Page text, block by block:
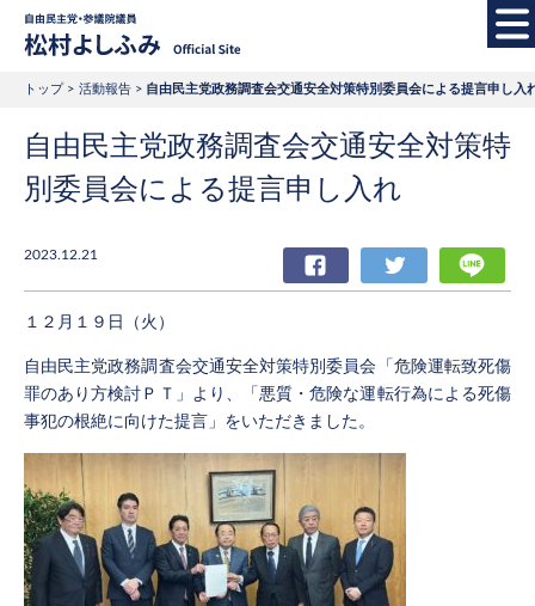
自由民主党・参議
トップ 活動報告 自由民主党政務調査会交通安全対策特別委員会による提言申し入
自由民主党政務調査会交通安全対策特
別委員会による提言申し入れ
2023.12.21 Facebook Twitter
１２月１９日（火）
自由民主党政務調査会交通安全対策特別委員会「危険運転致死傷
罪のあり方検討ＰＴ」より、「悪質・危険な運転行為による死傷
事犯の根絶に向けた提言」をいただきました。